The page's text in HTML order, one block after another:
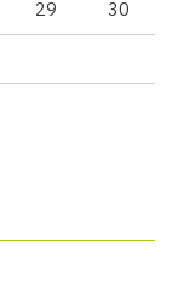
29
30